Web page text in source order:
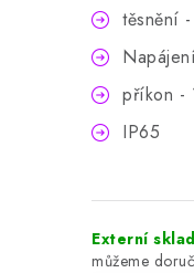
těsnění
příkon -
IP65
Externí